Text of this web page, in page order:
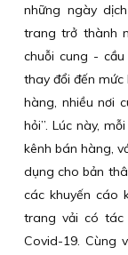
những ngày
trang trở thành
chuỗi cung -
thay đổi đến
hàng, nhiều nơi
hỏi”. Lúc này,
kênh bán hàng,
dụng cho bản
các khuyến cáo
trang vải có tác
Covid-19. Cùng